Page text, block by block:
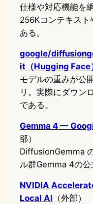
仕様や対応機能を
256Kコンテキス
ある。
google/
it（Hugging Face
モデルの重みが公
リ。実際にダウン
である。
Gemma 4 —
部）
DiffusionGemma
ル群Gemma 4の公
NVIDIA
Local AI （外部）